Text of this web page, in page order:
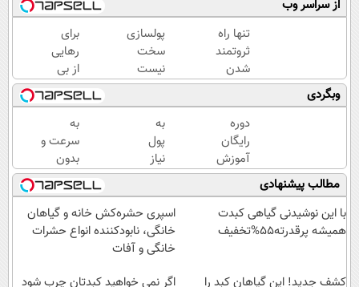
از سراسر وب
تنها راه
ثروتمند
شدن
واقعی❗❗
بعد از
این
دوره تو
خواب
هم
پول در
بیار😍
پولسازی
سخت
نیست
اگه
راهش
رو
بدونی! "
دوره
رایگان "
برای
رهایی
از بی
پولی
دیدن
همین
دوره
رایگان
کافیه!
(شمارتو
وارد
کن)
وبگردی
دوره
رایگان
آموزش
ارز
دیجیتال
با مهدی
بندری
به
پول
نیاز
داری؟
همین
الان
این
دوره
رو
به
سرعت و
بدون
دردسر به
ثروت
برسید
(دوره
پولسازی)
مطالب پیشنهادی
با این نوشیدنی گیاهی کبدت
همیشه پرقدرته55%تخفیف
اسپری حشره‌کش خانه و گیاهان
خانگی، نابودکننده انواع حشرات
خانگی و آفات
کشف جدید! این گیاهان کبد را
اگر نمی خواهید کبدتان چرب شود